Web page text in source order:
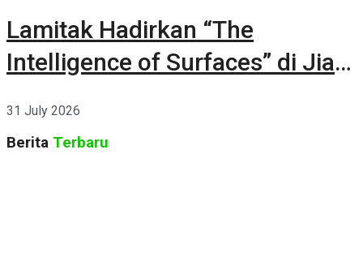
Lamitak Hadirkan “The
Intelligence of Surfaces” di Jia
31 July 2026
Berita Terbaru